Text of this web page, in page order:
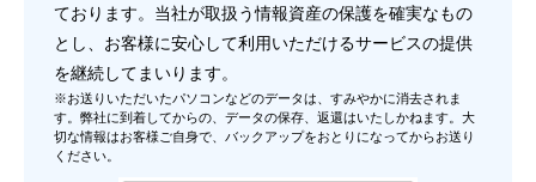
ております。当社が取扱う情報資産の保護を確実なもの
とし、お客様に安心して利用いただけるサービスの提供
を継続してまいります。
※お送りいただいたパソコンなどのデータは、すみやかに消去されま
す。弊社に到着してからの、データの保存、返還はいたしかねます。大
切な情報はお客様ご自身で、バックアップをおとりになってからお送り
ください。